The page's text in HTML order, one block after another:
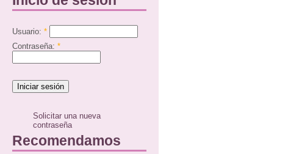
Usuario: *
Contraseña: *
Solicitar una nueva
contraseña
Recomendamos